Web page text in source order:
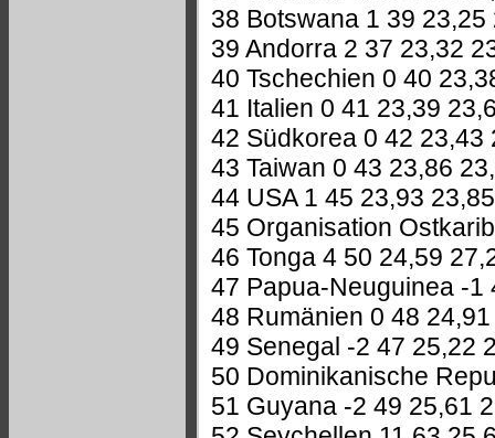
38 Botswana 1 39 23,25
39 Andorra 2 37 23,32
40 Tschechien 0 40
41 Italien 0 41 23,39
42 Südkorea 0 42 23,43
43 Taiwan 0 43 23,86
44 USA 1 45 23,93 23,85
45 Organisation
46 Tonga 4 50 24,59
47 Papua-Neuguinea -1
48 Rumänien 0 48
49 Senegal -2 47 25,22
50 Dominikanische
51 Guyana -2 49 25,61